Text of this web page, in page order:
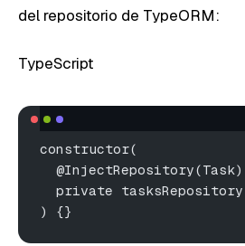
del repositorio de TypeORM:
TypeScript
constructor(
  @InjectRepository(Task)
private
) {}